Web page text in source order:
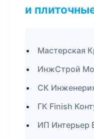
и
Мастерская
ИнжСтрой
СК
ГК Finish
ИП Интерьер